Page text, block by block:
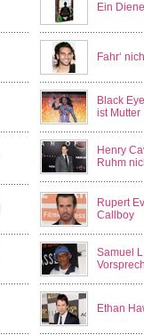
Ein
Fahr‘
Black
ist Mutter
Henry
Ruhm
Rupert
Callboy
Samuel
Ethan